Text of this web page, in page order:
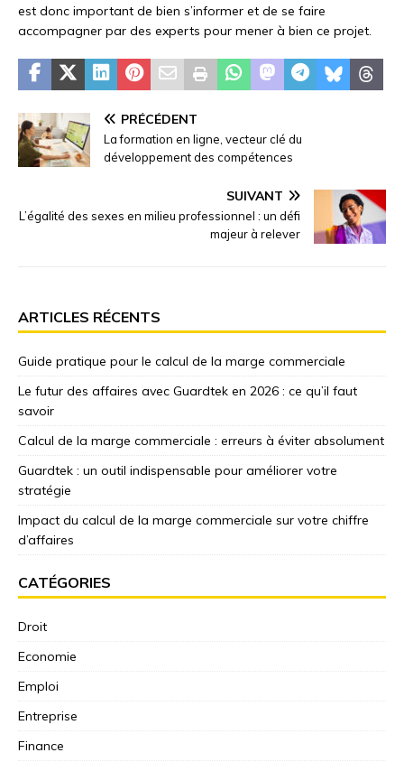
est donc important de bien s’informer et de se faire
accompagner par des experts pour mener à bien ce projet.
PRÉCÉDENT
La formation en ligne, vecteur clé du
développement des compétences
SUIVANT
L’égalité des sexes en milieu professionnel : un défi
majeur à relever
ARTICLES RÉCENTS
Guide pratique pour le calcul de la marge commerciale
Le futur des affaires avec Guardtek en 2026 : ce qu’il faut
savoir
Calcul de la marge commerciale : erreurs à éviter absolument
Guardtek : un outil indispensable pour améliorer votre
stratégie
Impact du calcul de la marge commerciale sur votre chiffre
d’affaires
CATÉGORIES
Droit
Economie
Emploi
Entreprise
Finance